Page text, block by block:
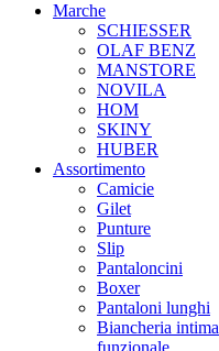
Marche
SCHIESSER
OLAF BENZ
MANSTORE
NOVILA
HOM
SKINY
HUBER
Assortimento
Camicie
Gilet
Punture
Slip
Pantaloncini
Boxer
Pantaloni lunghi
Biancheria intima
funzionale